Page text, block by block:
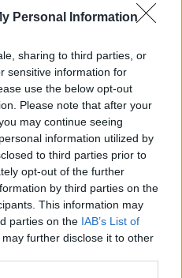
Personal Information
sharing to third parties, or
sensitive information for
use the below opt-out
Please note that after your
may continue seeing
information utilized by
to third parties prior to
opt-out of the further
by third parties on the
This information may
parties on the IAB’s List of
may further disclose it to other
näyttää